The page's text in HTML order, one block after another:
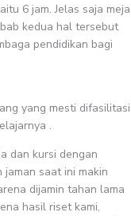
6 jam. Jelas saja meja
kedua hal tersebut
pendidikan bagi
yang mesti difasilitasi
.
dan kursi dengan
saat ini makin
dijamin tahan lama
hasil riset kami,